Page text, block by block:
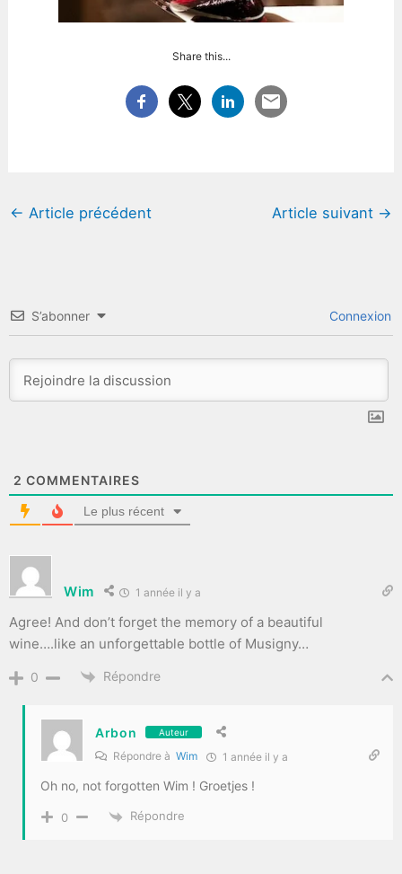
Share this...
← Article précédent Article suivant →
S’abonner Connexion
2 COMMENTAIRES
Le plus récent
Wim 1 année il y a
Agree! And don’t forget the memory of a beautiful
wine….like an unforgettable bottle of Musigny…
0 Répondre
Arbon Auteur
Répondre à Wim 1 année il y a
Oh no, not forgotten Wim ! Groetjes !
0 Répondre